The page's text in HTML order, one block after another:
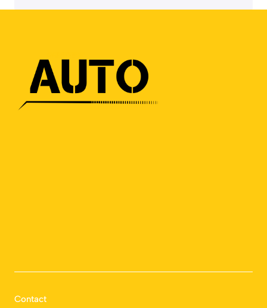
Contact